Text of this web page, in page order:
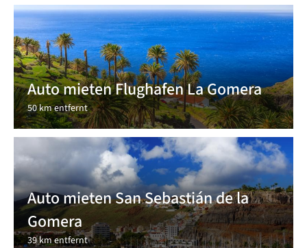
Auto mieten Flughafen La Gomera
50 km entfernt
Auto mieten San Sebastián de la
Gomera
39 km entfernt